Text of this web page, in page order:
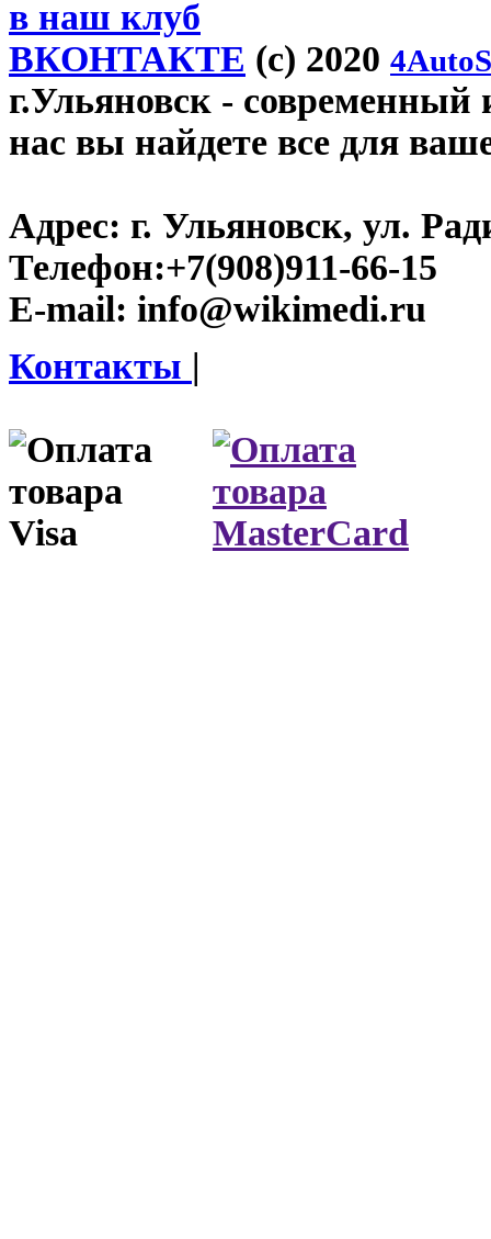
в наш клуб
ВКОНТАКТЕ (c) 2020
г.Ульяновск - современный
нас вы найдете все для
Адрес: г. Ульяновск, ул.
Телефон:+7(908)911-66-15
E-mail: info@wikimedi.ru
Контакты |